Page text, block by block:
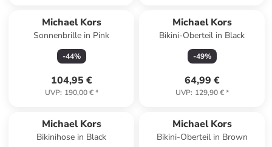
Michael Kors
Sonnenbrille in Pink
-44%
104,95 €
UVP: 190,00 €*
Michael Kors
Bikini-Oberteil in Black
-49%
64,99 €
UVP: 129,90 €*
Michael Kors
Bikinihose in Black
Michael Kors
Bikini-Oberteil in Brown